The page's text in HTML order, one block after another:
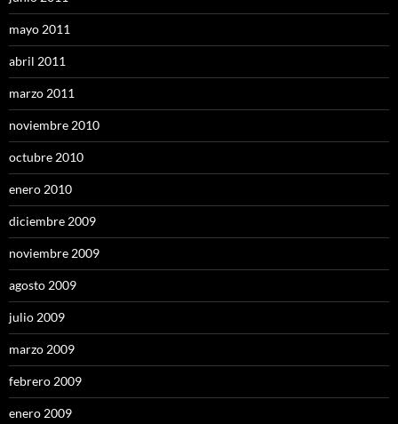
mayo 2011
abril 2011
marzo 2011
noviembre 2010
octubre 2010
enero 2010
diciembre 2009
noviembre 2009
agosto 2009
julio 2009
marzo 2009
febrero 2009
enero 2009